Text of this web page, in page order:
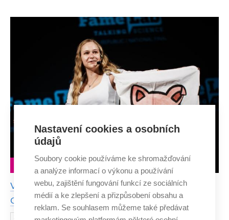
rukou. V rozhovoru vypráví, jak dokáže skloubit náročné
Vítězka divácké ceny FameLab Kateřina Mašková:
Chemie je lidem bližší, než si myslí
20. ŘÍJNA 2025 Kateřina Mašková, studentka oboru
Nastavení cookies a osobních
údajů
Soubory cookie používáme ke shromažďování
a analýze informací o výkonu a používání
webu, zajištění fungování funkcí ze sociálních
médií a ke zlepšení a přizpůsobení obsahu a
reklam. Se souhlasem můžeme také předávat